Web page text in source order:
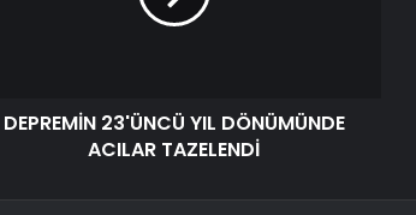
DEPREMİN 23'ÜNCÜ YIL DÖNÜMÜNDE
ACILAR TAZELENDİ